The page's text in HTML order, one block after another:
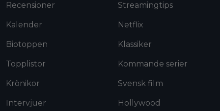
Recensioner
Kalender
Biotoppen
Topplistor
Krönikor
Intervjuer
Streamingtips
Netflix
Klassiker
Kommande serier
Svensk film
Hollywood